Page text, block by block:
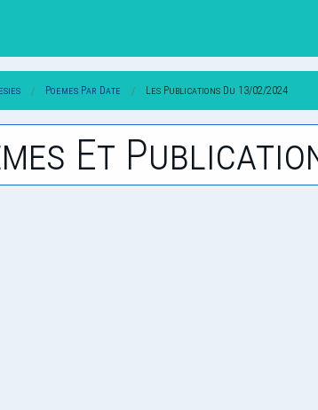
Poemes Par Date Les Publications Du 13/02/2024
Et